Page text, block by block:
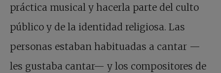
práctica musical y hacerla parte del culto
público y de la identidad religiosa. Las
personas estaban habituadas a cantar —
les gustaba cantar— y los compositores de